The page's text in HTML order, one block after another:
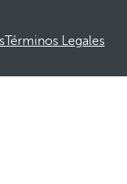
Términos Legales